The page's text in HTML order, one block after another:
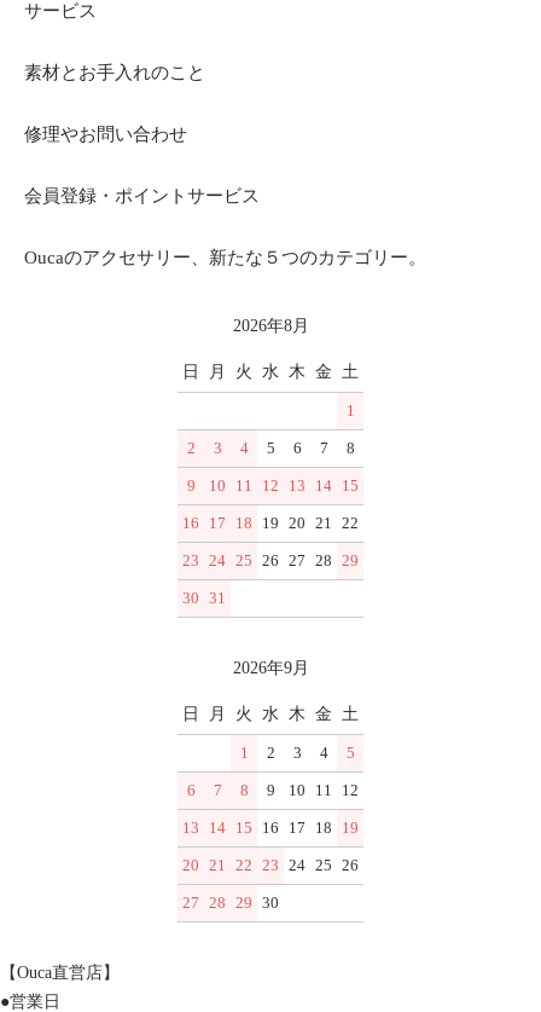
サービス
素材とお手入れのこと
修理やお問い合わせ
会員登録・ポイントサービス
Oucaのアクセサリー、新たな５つのカテゴリー。
2026年8月
日 月 火 水 木 金 土
1
2 3 4 5 6 7 8
9 10 11 12 13 14 15
16 17 18 19 20 21 22
23 24 25 26 27 28 29
30 31
2026年9月
日 月 火 水 木 金 土
1 2 3 4 5
6 7 8 9 10 11 12
13 14 15 16 17 18 19
20 21 22 23 24 25 26
27 28 29 30
【Ouca直営店】
●営業日